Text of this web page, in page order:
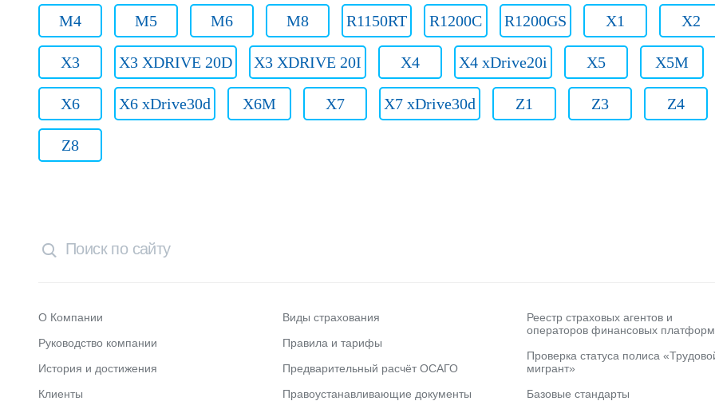
M4 M5 M6 M8 R1150RT R1200C R1200GS X1 X2
X3 X3 XDRIVE 20D X3 XDRIVE 20I X4 X4 xDrive20i X5 X5M
X6 X6 xDrive30d X6M X7 X7 xDrive30d Z1 Z3 Z4
Z8
О Компании
Руководство компании
История и достижения
Клиенты
Виды страхования
Правила и тарифы
Предварительный расчёт ОСАГО
Правоустанавливающие документы
Реестр страховых агентов и
операторов финансовых платформ
Проверка статуса полиса
мигрант»
Базовые стандарты